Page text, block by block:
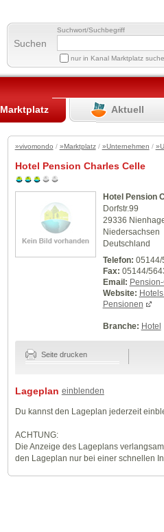
Suchen
Suchwort/Suchbegriff
nur in Kanal Marktplatz
Marktplatz Aktuell
»vivomondo / »Marktplatz/ »Unternehmen /
Hotel Pension Charles Celle
Hotel Pension
Dorfstr.99
29336
Niedersachsen
Deutschland
Telefon: 05144/
Fax: 05144/
Email:
Website:
Pensionen
Branche: Hotel
Seite drucken
Lageplan einblenden
Du kannst den Lageplan jederzeit
ACHTUNG:
Die Anzeige des Lageplans
den Lageplan nur bei einer schnellen